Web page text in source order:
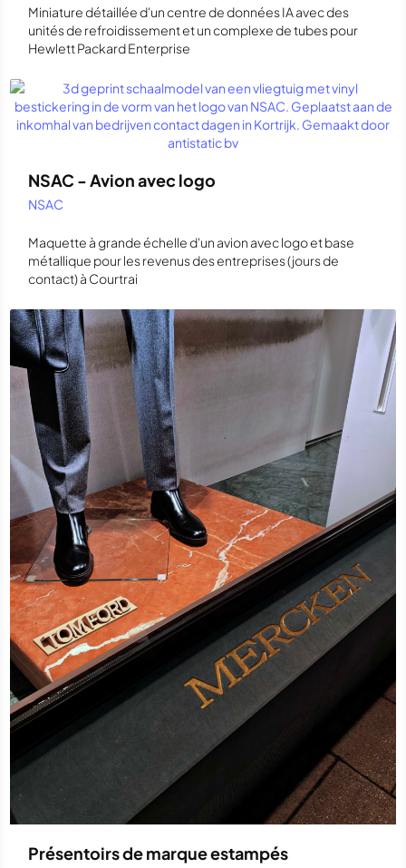
Miniature détaillée d'un centre de données IA avec des
unités de refroidissement et un complexe de tubes pour
Hewlett Packard Enterprise
NSAC - Avion avec logo
NSAC
Maquette à grande échelle d'un avion avec logo et base
métallique pour les revenus des entreprises (jours de
contact) à Courtrai
Présentoirs de marque estampés